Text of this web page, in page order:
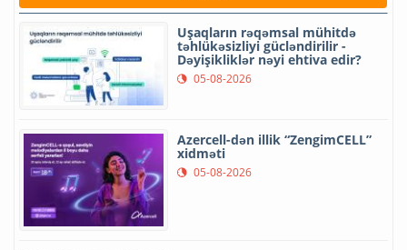
Uşaqların rəqəmsal mühitdə
təhlükəsizliyi gücləndirilir -
Dəyişikliklər nəyi ehtiva edir?
05-08-2026
Azercell-dən illik “ZengimCELL”
xidməti
05-08-2026